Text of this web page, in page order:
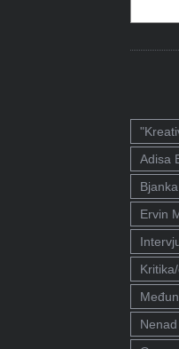
Adisa
Ervin